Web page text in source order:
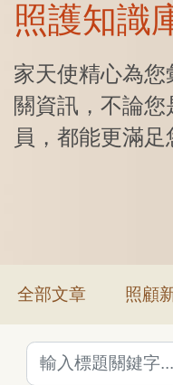
照護知識
家天使精心為
關資訊，不論
員，都能更滿
全部文章 照顧